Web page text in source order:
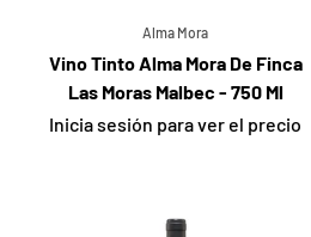
Alma Mora
Vino Tinto Alma Mora De Finca
Las Moras Malbec - 750 Ml
Inicia sesión para ver el precio